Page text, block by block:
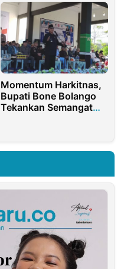
Soal Tragedi Karnaval
Desa Sraten
Momentum Harkitnas,
Bupati Bone Bolango
Tekankan Semangat